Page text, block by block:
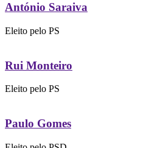
António Saraiva
Eleito pelo PS
Rui Monteiro
Eleito pelo PS
Paulo Gomes